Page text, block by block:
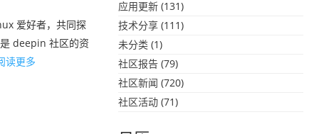
爱好者，共同探
deepin 社区的资
读更多
应用更新 (131)
技术分享 (111)
未分类 (1)
社区报告 (79)
社区新闻 (720)
社区活动 (71)